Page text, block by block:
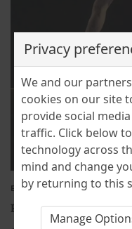
EDUCATION HISTORY
PRIMUL 10 – NADIA
Privacy
We and our
cookies on our site
provide social
traffic. Click below
technology across
mind and change
by returning to this
Manage